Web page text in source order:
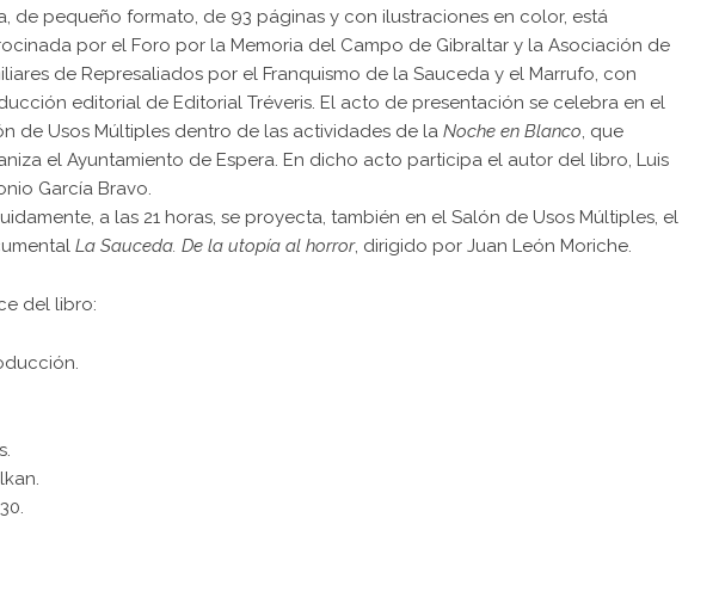
de pequeño formato, de 93 páginas y con ilustraciones en color, está
por el Foro por la Memoria del Campo de Gibraltar y la Asociación de
de Represaliados por el Franquismo de la Sauceda y el Marrufo, con
editorial de Editorial Tréveris. El acto de presentación se celebra en el
de Usos Múltiples dentro de las actividades de la Noche en Blanco, que
el Ayuntamiento de Espera. En dicho acto participa el autor del libro, Luis
García Bravo.
a las 21 horas, se proyecta, también en el Salón de Usos Múltiples, el
La Sauceda. De la utopía al horror, dirigido por Juan León Moriche.
del libro: